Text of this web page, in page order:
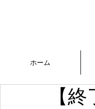
ホーム
【